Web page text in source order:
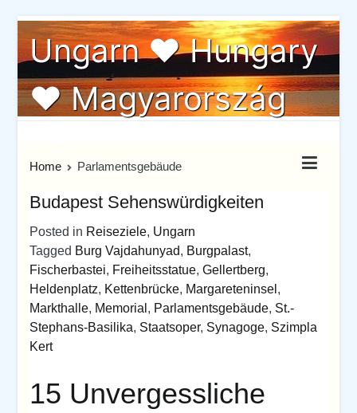
Skip
content
Ungarn ♥ Hungary
♥ Magyarország
Home Parlamentsgebäude
Budapest Sehenswürdigkeiten
Posted in Reiseziele, Ungarn
Tagged Burg Vajdahunyad, Burgpalast,
Fischerbastei, Freiheitsstatue,Gellertberg,
Heldenplatz, Kettenbrücke, Margareteninsel ,
Markthalle, Memorial , Parlamentsgebäude, St.-
Stephans-Basilika, Staatsoper, Synagoge, Szimpla
Kert
15 Unvergessliche